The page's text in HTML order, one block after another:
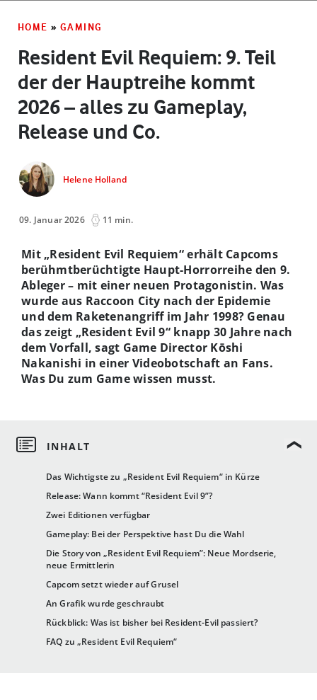
HOME » GAMING
Resident Evil Requiem: 9. Teil
der der Hauptreihe kommt
2026 – alles zu Gameplay,
Release und Co.
Helene Holland
09. Januar 2026 11 min.
Das Wichtigste zu „Resident Evil Requiem“ in Kürze
Release: Wann kommt “Resident Evil 9”?
Zwei Editionen verfügbar
Gameplay: Bei der Perspektive hast Du die Wahl
Die Story von „Resident Evil Requiem”: Neue Mordserie,
neue Ermittlerin
Capcom setzt wieder auf Grusel
An Grafik wurde geschraubt
Rückblick: Was ist bisher bei Resident-Evil passiert?
FAQ zu „Resident Evil Requiem“
Mit „Resident Evil Requiem“ erhält Capcoms
berühmtberüchtigte Haupt-Horrorreihe den 9.
Ableger – mit einer neuen Protagonistin. Was
wurde aus Raccoon City nach der Epidemie
und dem Raketenangriff im Jahr 1998? Genau
das zeigt „Resident Evil 9“ knapp 30 Jahre nach
dem Vorfall, sagt Game Director Kōshi
Nakanishi in einer Videobotschaft an Fans.
Was Du zum Game wissen musst.